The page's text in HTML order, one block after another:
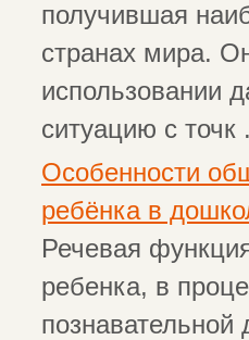
получившая
странах мира.
использовании
ситуацию с точк
Особенности
ребёнка в
Речевая
ребенка, в
познавательной